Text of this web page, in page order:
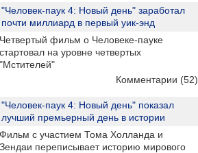
"Человек-паук 4: Новый день" заработал
почти миллиард в первый уик-энд
фильм о Человеке-пауке
на уровне четвертых
Комментарии (52)
"Человек-паук 4: Новый день" показал
лучший премьерный день в истории
с участием Тома Холланда и
переписывает историю мирового